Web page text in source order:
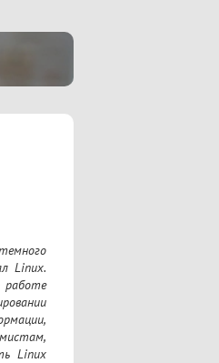
Linux.
работе
Linux